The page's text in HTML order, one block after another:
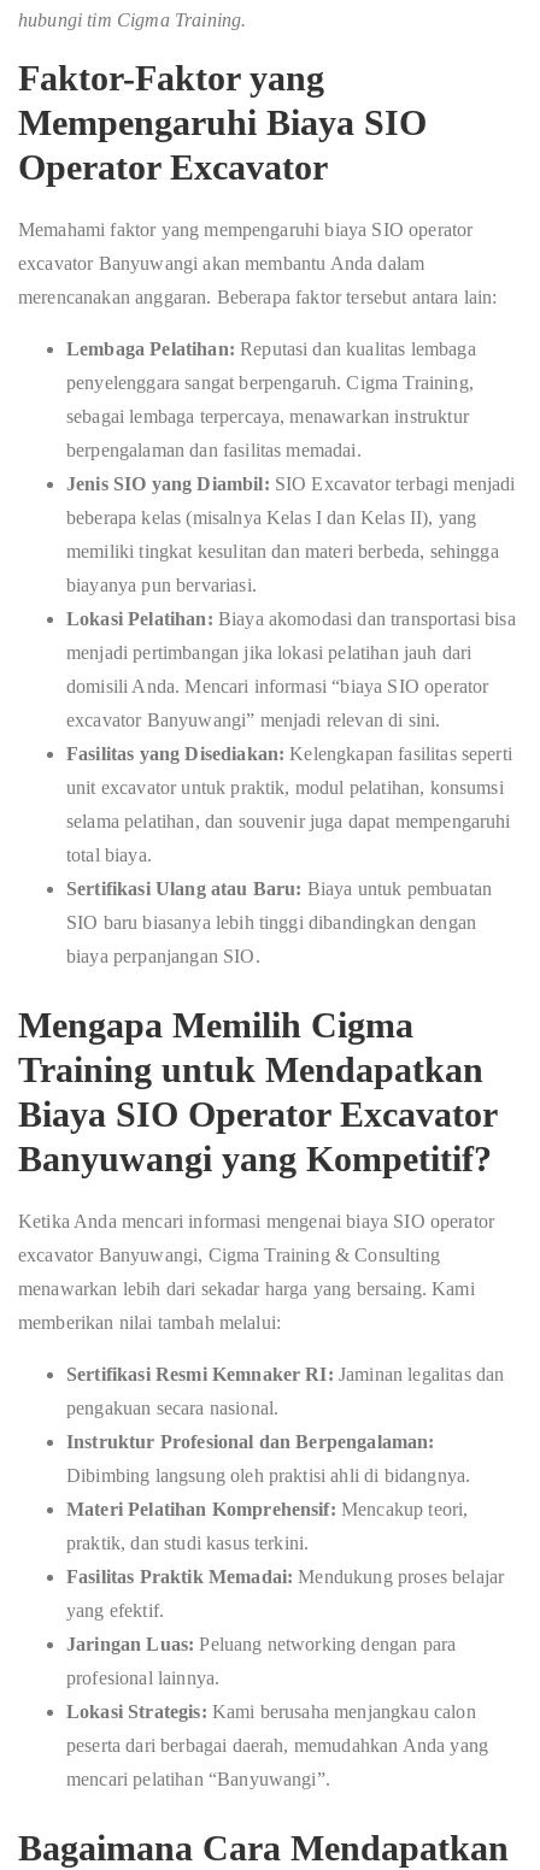
hubungi tim Cigma Training.
Faktor-Faktor yang
Mempengaruhi Biaya SIO
Operator Excavator
Memahami faktor yang mempengaruhi biaya SIO operator
excavator Banyuwangi akan membantu Anda dalam
merencanakan anggaran. Beberapa faktor tersebut antara lain:
Lembaga Pelatihan: Reputasi dan kualitas lembaga
penyelenggara sangat berpengaruh. Cigma Training,
sebagai lembaga terpercaya, menawarkan instruktur
berpengalaman dan fasilitas memadai.
Jenis SIO yang Diambil: SIO Excavator terbagi menjadi
beberapa kelas (misalnya Kelas I dan Kelas II), yang
memiliki tingkat kesulitan dan materi berbeda, sehingga
biayanya pun bervariasi.
Lokasi Pelatihan: Biaya akomodasi dan transportasi bisa
menjadi pertimbangan jika lokasi pelatihan jauh dari
domisili Anda. Mencari informasi “biaya SIO operator
excavator Banyuwangi” menjadi relevan di sini.
Fasilitas yang Disediakan: Kelengkapan fasilitas seperti
unit excavator untuk praktik, modul pelatihan, konsumsi
selama pelatihan, dan souvenir juga dapat mempengaruhi
total biaya.
Sertifikasi Ulang atau Baru: Biaya untuk pembuatan
SIO baru biasanya lebih tinggi dibandingkan dengan
biaya perpanjangan SIO.
Mengapa Memilih Cigma
Training untuk Mendapatkan
Biaya SIO Operator Excavator
Banyuwangi yang Kompetitif?
Ketika Anda mencari informasi mengenai biaya SIO operator
excavator Banyuwangi, Cigma Training & Consulting
menawarkan lebih dari sekadar harga yang bersaing. Kami
memberikan nilai tambah melalui:
Sertifikasi Resmi Kemnaker RI: Jaminan legalitas dan
pengakuan secara nasional.
Instruktur Profesional dan Berpengalaman:
Dibimbing langsung oleh praktisi ahli di bidangnya.
Materi Pelatihan Komprehensif: Mencakup teori,
praktik, dan studi kasus terkini.
Fasilitas Praktik Memadai: Mendukung proses belajar
yang efektif.
Jaringan Luas: Peluang networking dengan para
profesional lainnya.
Lokasi Strategis: Kami berusaha menjangkau calon
peserta dari berbagai daerah, memudahkan Anda yang
mencari pelatihan “Banyuwangi”.
Bagaimana Cara Mendapatkan